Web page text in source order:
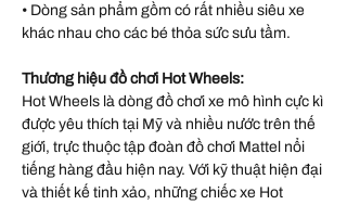
• Dòng sản phẩm gồm có rất nhiều siêu xe
khác nhau cho các bé thỏa sức sưu tầm.
Thương hiệu đồ chơi Hot Wheels:
Hot Wheels là dòng đồ chơi xe mô hình cực kì
được yêu thích tại Mỹ và nhiều nước trên thế
giới, trực thuộc tập đoàn đồ chơi Mattel nổi
tiếng hàng đầu hiện nay. Với kỹ thuật hiện đại
và thiết kế tinh xảo, những chiếc xe Hot